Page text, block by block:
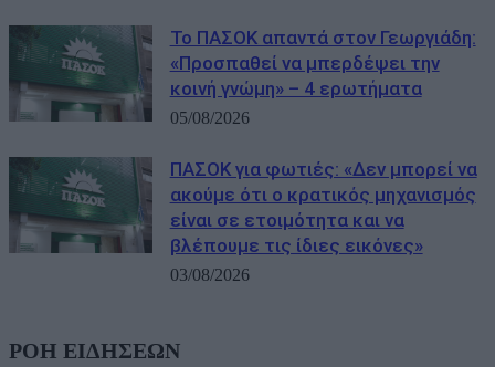
Το ΠΑΣΟΚ απαντά στον Γεωργιάδη:
«Προσπαθεί να μπερδέψει την
κοινή γνώμη» – 4 ερωτήματα
05/08/2026
ΠΑΣΟΚ για φωτιές: «Δεν μπορεί να
ακούμε ότι ο κρατικός μηχανισμός
είναι σε ετοιμότητα και να
βλέπουμε τις ίδιες εικόνες»
03/08/2026
ΡΟΗ ΕΙΔΗΣΕΩΝ